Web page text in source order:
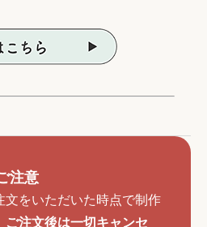
注意
文をいただいた時点で制作
ご注文後は一切キャンセ